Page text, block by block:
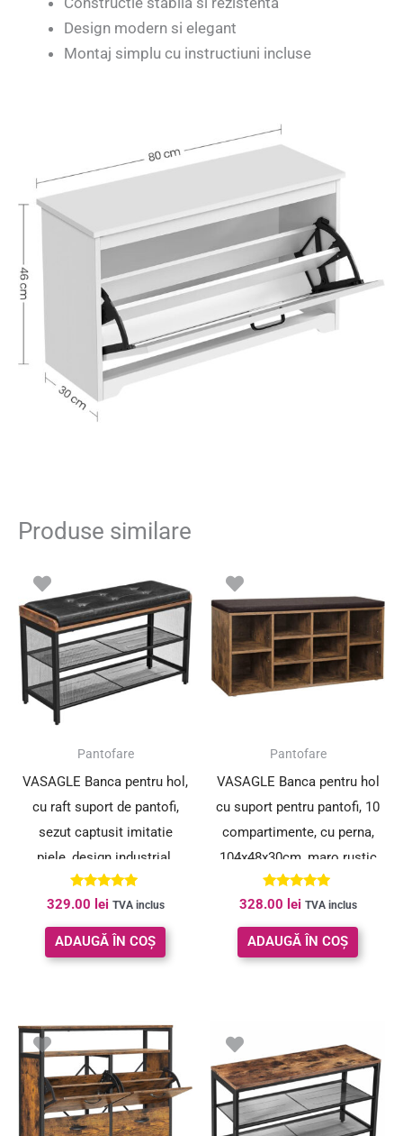
Design modern si elegant
Montaj simplu cu instructiuni incluse
Produse similare
Pantofare
VASAGLE Banca pentru hol,
cu raft suport de pantofi,
sezut captusit imitatie
piele, design industrial,
30x80x48cm, negru cu maro
Evaluat la
5.00
din 5
329.00 lei TVA inclus
ADAUGĂ ÎN COȘ
Pantofare
VASAGLE Banca pentru hol
cu suport pentru pantofi, 10
compartimente, cu perna,
104x48x30cm, maro rustic
Evaluat la
5.00
din 5
328.00 lei TVA inclus
ADAUGĂ ÎN COȘ